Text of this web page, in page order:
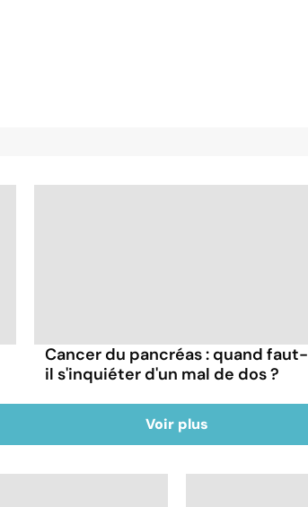
Cancer du pancréas : quand faut-
il s'inquiéter d'un mal de dos ?
Voir plus